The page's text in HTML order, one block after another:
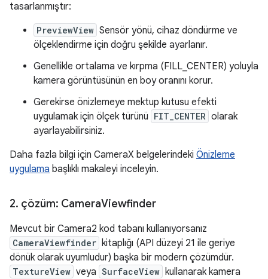
tasarlanmıştır:
PreviewView Sensör yönü, cihaz döndürme ve
ölçeklendirme için doğru şekilde ayarlanır.
Genellikle ortalama ve kırpma (FILL_CENTER) yoluyla
kamera görüntüsünün en boy oranını korur.
Gerekirse önizlemeye mektup kutusu efekti
uygulamak için ölçek türünü FIT_CENTER olarak
ayarlayabilirsiniz.
Daha fazla bilgi için CameraX belgelerindeki Önizleme
uygulama başlıklı makaleyi inceleyin.
2. çözüm: CameraViewfinder
Mevcut bir Camera2 kod tabanı kullanıyorsanız
CameraViewfinder kitaplığı (API düzeyi 21 ile geriye
dönük olarak uyumludur) başka bir modern çözümdür.
TextureView veya SurfaceView kullanarak kamera